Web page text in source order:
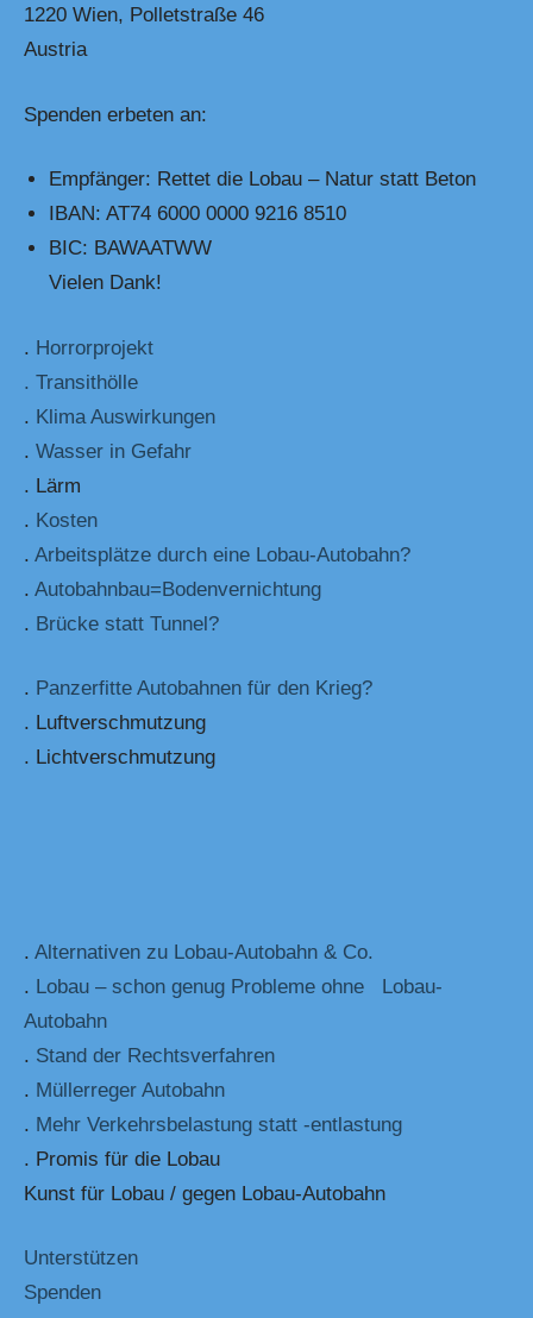
1220 Wien, Polletstraße 46
Austria
Spenden erbeten an:
Empfänger: Rettet die Lobau – Natur statt Beton
IBAN: AT74 6000 0000 9216 8510
BIC: BAWAATWW
Vielen Dank!
. Horrorprojekt
. Transithölle
. Klima Auswirkungen
. Wasser in Gefahr
. Lärm
. Kosten
. Arbeitsplätze durch eine Lobau-Autobahn?
. Autobahnbau=Bodenvernichtung
. Brücke statt Tunnel?
. Panzerfitte Autobahnen für den Krieg?
. Luftverschmutzung
. Lichtverschmutzung
. Alternativen zu Lobau-Autobahn & Co.
. Lobau – schon genug Probleme ohne Lobau-
Autobahn
. Stand der Rechtsverfahren
. Müllerreger Autobahn
. Mehr Verkehrsbelastung statt -entlastung
. Promis für die Lobau
Kunst für Lobau / gegen Lobau-Autobahn
Unterstützen
Spenden